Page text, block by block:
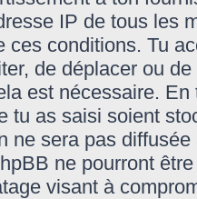
IP de tous les
ces conditions. Tu
de déplacer ou
est nécessaire.
tu as saisi soient
ne sera pas
ne pourront
visant à